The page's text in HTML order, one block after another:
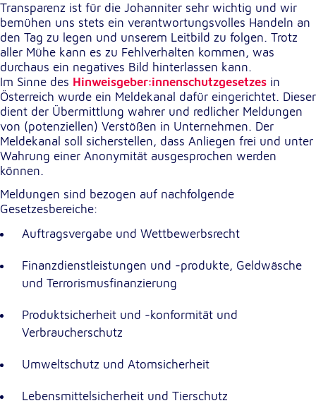
Transparenz ist für die Johanniter sehr wichtig und wir
bemühen uns stets ein verantwortungsvolles Handeln an
den Tag zu legen und unserem Leitbild zu folgen. Trotz
aller Mühe kann es zu Fehlverhalten kommen, was
durchaus ein negatives Bild hinterlassen kann.
Im Sinne des Hinweisgeber:innenschutzgesetzes in
Österreich wurde ein Meldekanal dafür eingerichtet. Dieser
dient der Übermittlung wahrer und redlicher Meldungen
von (potenziellen) Verstößen in Unternehmen. Der
Meldekanal soll sicherstellen, dass Anliegen frei und unter
Wahrung einer Anonymität ausgesprochen werden
können.
Meldungen sind bezogen auf nachfolgende
Gesetzesbereiche:
Auftragsvergabe und Wettbewerbsrecht
Finanzdienstleistungen und -produkte, Geldwäsche
und Terrorismusfinanzierung
Produktsicherheit und -konformität und
Verbraucherschutz
Umweltschutz und Atomsicherheit
Lebensmittelsicherheit und Tierschutz
Dieser Cookie speichert die gewählte
Einverständnisoption bezüglich Google Analytics
Opt-Out
Cookie Laufzeit:
1 Jahr
Einverständnis-Cookie
Name:
cookie_consent
Zweck:
Dieser Cookie speichert die ausgewählten
1 Jahr
Statistik
Statistik Cookies erfassen Informationen anonym.
unsere Besucher unsere Website nutzen.
Google Analytics